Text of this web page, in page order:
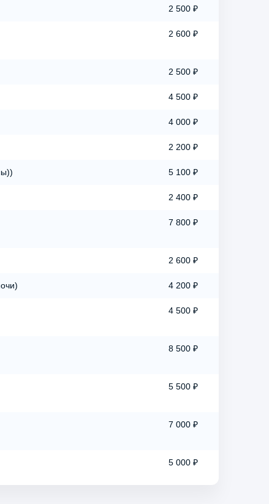
2 500 ₽
2 600 ₽
2 500 ₽
4 500 ₽
4 000 ₽
2 200 ₽
5 100 ₽
2 400 ₽
7 800 ₽
2 600 ₽
4 200 ₽
4 500 ₽
8 500 ₽
5 500 ₽
7 000 ₽
5 000 ₽